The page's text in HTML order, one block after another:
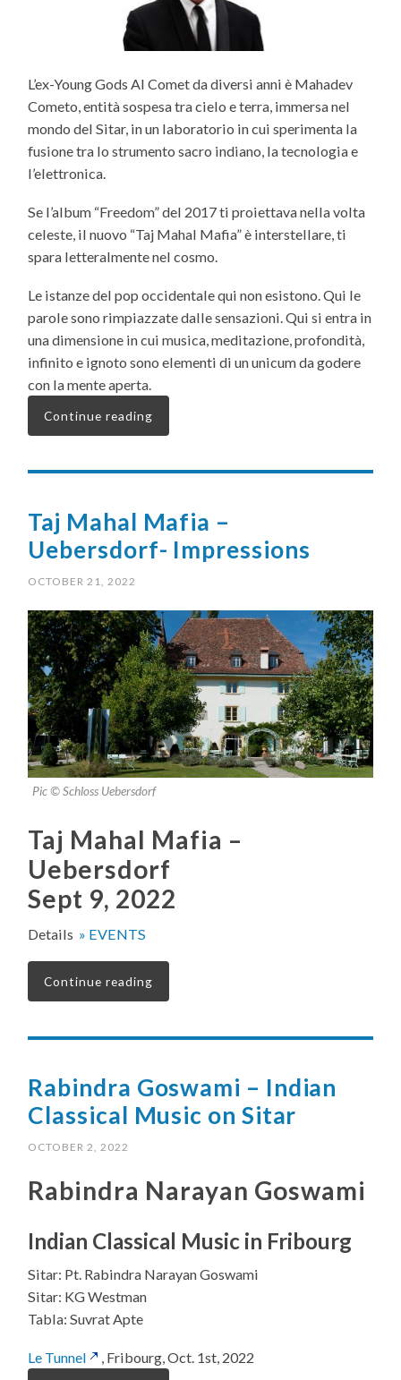
L’ex-Young Gods Al Comet da diversi anni è Mahadev
Cometo, entità sospesa tra cielo e terra, immersa nel
mondo del Sitar, in un laboratorio in cui sperimenta la
fusione tra lo strumento sacro indiano, la tecnologia e
l’elettronica.
Se l’album “Freedom” del 2017 ti proiettava nella volta
celeste, il nuovo “Taj Mahal Mafia” è interstellare, ti
spara letteralmente nel cosmo.
Le istanze del pop occidentale qui non esistono. Qui le
parole sono rimpiazzate dalle sensazioni. Qui si entra in
una dimensione in cui musica, meditazione, profondità,
infinito e ignoto sono elementi di un unicum da godere
con la mente aperta.
Continue reading
Taj Mahal Mafia –
Uebersdorf- Impressions
OCTOBER 21, 2022
Pic © Schloss Uebersdorf
Taj Mahal Mafia –
Uebersdorf
Sept 9, 2022
Details » EVENTS
Continue reading
Rabindra Goswami – Indian
Classical Music on Sitar
OCTOBER 2, 2022
Rabindra Narayan Goswami
Indian Classical Music in Fribourg
Sitar: Pt. Rabindra Narayan Goswami
Sitar: KG Westman
Tabla: Suvrat Apte
Le Tunnel , Fribourg, Oct. 1st, 2022